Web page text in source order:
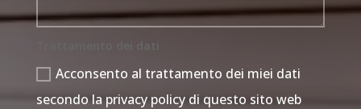
Acconsento al trattamento dei miei dati
secondo la privacy policy di questo sito web